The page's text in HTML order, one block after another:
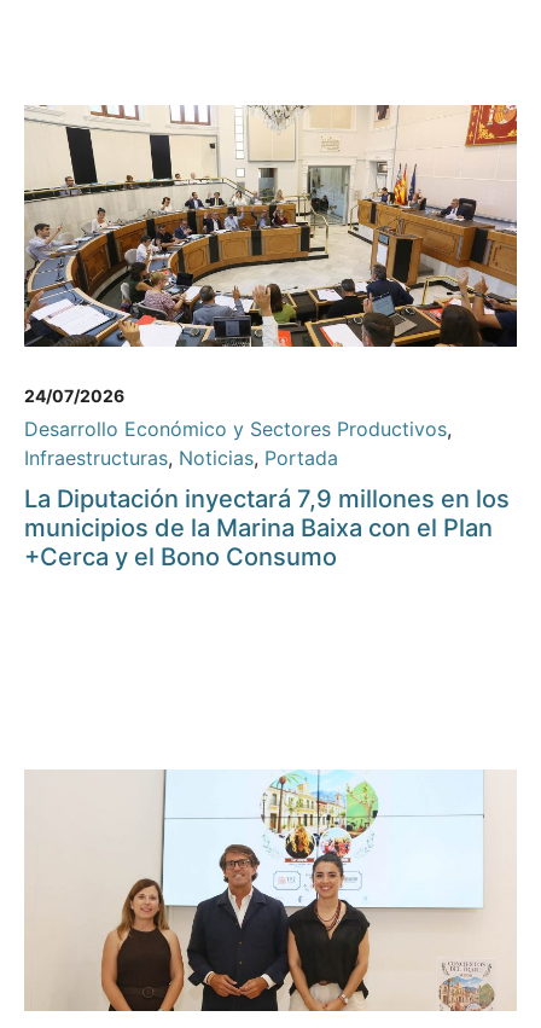
24/07/2026
Desarrollo Económico y Sectores Productivos,
Infraestructuras, Noticias, Portada
La Diputación inyectará 7,9 millones en los
municipios de la Marina Baixa con el Plan
+Cerca y el Bono Consumo